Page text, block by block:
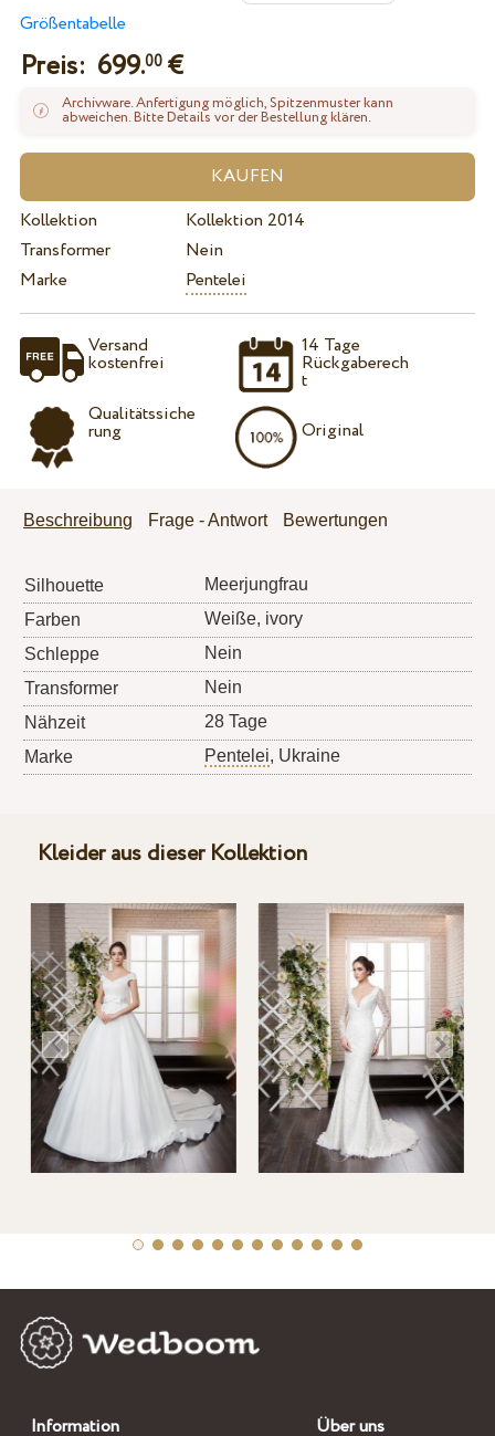
Größentabelle
Preis: 699.00€
Archivware. Anfertigung möglich, Spitzenmuster kann
abweichen. Bitte Details vor der Bestellung klären.
Kollektion
Kollektion 2014
Transformer
Nein
Marke
Pentelei
Versand
kostenfrei
Qualitätssiche
rung
14 Tage
Rückgaberech
t
Original
Beschreibung Frage - Antwort Bewertungen
Silhouette
Meerjungfrau
Farben
Weiße, ivory
Schleppe
Nein
Transformer
Nein
Nähzeit
28 Tage
Marke
Pentelei, Ukraine
Kleider aus dieser Kollektion
Information Über uns